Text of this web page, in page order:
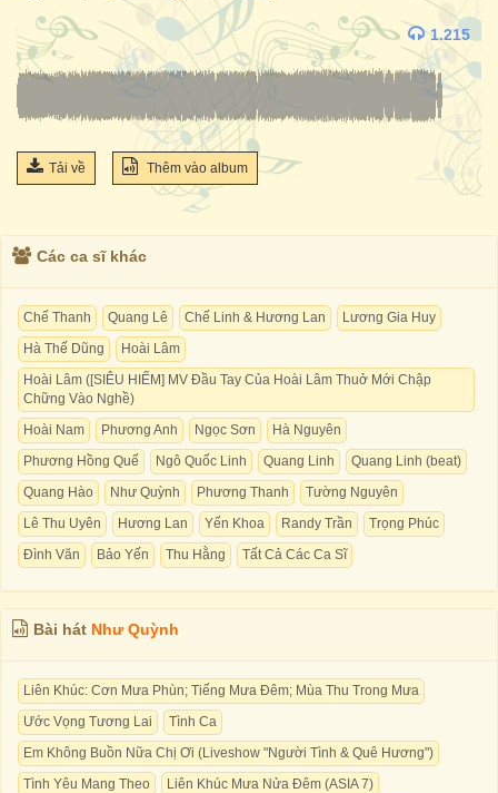
1.215
Tải về Thêm vào album
Các ca sĩ khác
Chế Thanh Quang Lê Chế Linh & Hương Lan
Lương Gia Huy
Hà Thế Dũng
Hoài Lâm
Hoài Lâm ([SIÊU HIẾM] MV Đầu Tay Của Hoài Lâm Thuở Mới Chập
Chững Vào Nghề)
Hoài Nam
Phương Anh Ngọc Sơn
Hà Nguyên
Phương Hồng Quế
Ngô Quốc Linh Quang Linh
Quang Linh (beat)
Quang Hào
Như Quỳnh Phương Thanh
Tường Nguyên
Lê Thu Uyên
Hương Lan Yến Khoa Randy Trần
Trọng Phúc
Đình Văn
Bảo Yến Thu Hằng Tất Cả Các Ca Sĩ
Bài hát Như Quỳnh
Liên Khúc: Cơn Mưa Phùn; Tiếng Mưa Đêm; Mùa Thu Trong Mưa
Ước Vọng Tương Lai
Tình Ca
Em Không Buồn Nữa Chị Ơi (Liveshow "Người Tình & Quê Hương")
Tình Yêu Mang Theo
Liên Khúc Mưa Nửa Đêm (ASIA 7)